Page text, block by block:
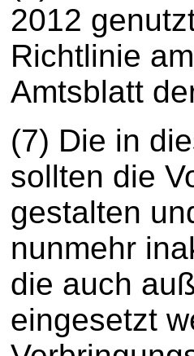
2012
Richtlinie
Amtsblatt
(7) Die in
sollten die
gestalten
nunmehr
die auch
eingesetzt